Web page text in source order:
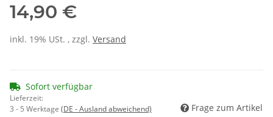
14,90 €
inkl. 19% USt. , zzgl. Versand
Sofort verfügbar
Lieferzeit:
3 - 5 Werktage (DE - Ausland abweichend) Frage zum Artikel